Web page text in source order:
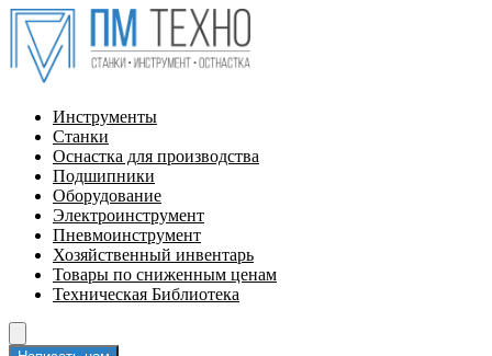
Инструменты
Станки
Оснастка для производства
Подшипники
Оборудование
Электроинструмент
Пневмоинструмент
Хозяйственный инвентарь
Товары по сниженным ценам
Техническая Библиотека